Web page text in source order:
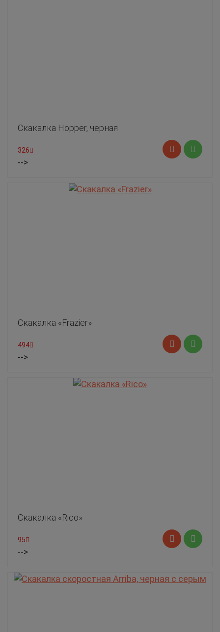
Скакалка Hopper, черная
326
-->
Скакалка «Frazier»
494
-->
Скакалка «Rico»
95
-->